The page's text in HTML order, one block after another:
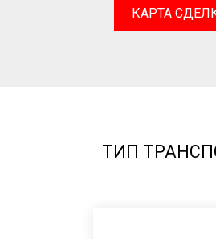
КАРТА
ТИП